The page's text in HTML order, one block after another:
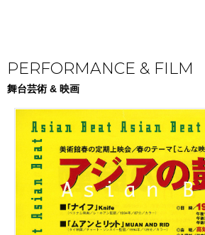
PERFORMANCE & FILM
舞台芸術 & 映画